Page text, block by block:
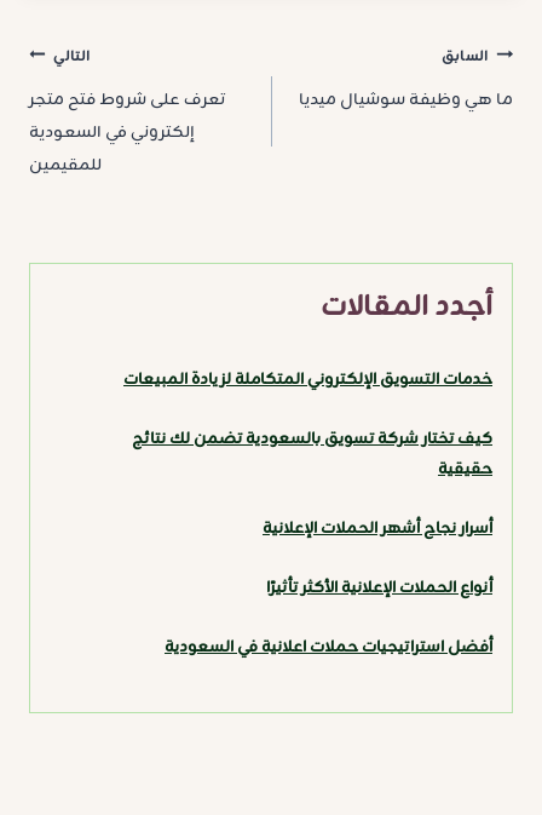
تصفّح
المقالات
السابق
ما هي وظيفة سوشيال ميديا
التالي
تعرف على شروط فتح متجر
إلكتروني في السعودية
للمقيمين
أجدد المقالات
خدمات التسويق الإلكتروني المتكاملة لزيادة المبيعات
كيف تختار شركة تسويق بالسعودية تضمن لك نتائج
حقيقية
أسرار نجاح أشهر الحملات الإعلانية
أنواع الحملات الإعلانية الأكثر تأثيرًا
أفضل استراتيجيات حملات اعلانية في السعودية